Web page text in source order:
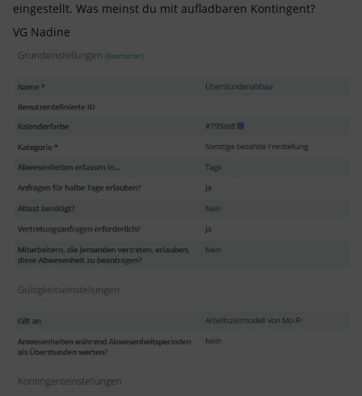
eingestellt. Was meinst du mit aufladbaren Kontingent?
VG Nadine